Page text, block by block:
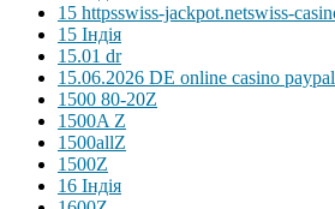
15 httpsswiss-jackpot.netswiss-
15 Індія
15.01 dr
15.06.2026 DE online casino paypal
1500 80-20Z
1500A Z
1500allZ
1500Z
16 Індія